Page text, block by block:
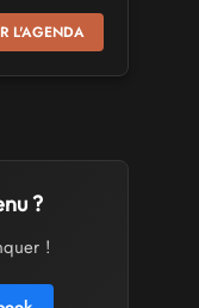
des
L'AGENDA
?
!